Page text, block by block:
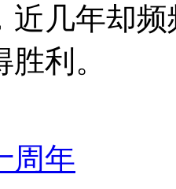
近几年却
利。
周年